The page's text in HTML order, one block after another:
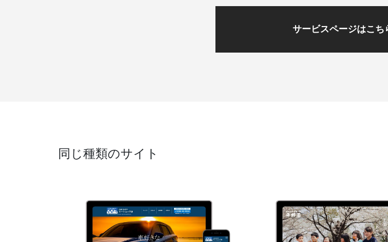
サービスページはこち
同じ種類のサイト